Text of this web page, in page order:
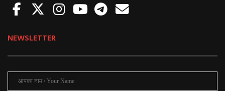
NEWSLETTER